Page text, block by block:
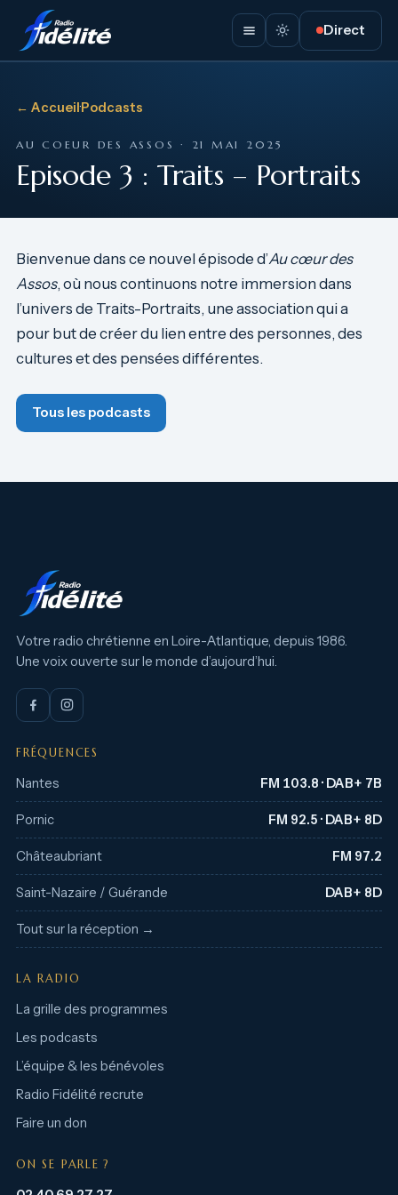
Direct
← Accueil·Podcasts
AU COEUR DES ASSOS · 21 MAI 2025
Episode 3 : Traits – Portraits
Bienvenue dans ce nouvel épisode d’Au cœur des
Assos, où nous continuons notre immersion dans
l’univers de Traits-Portraits, une association qui a
pour but de créer du lien entre des personnes, des
cultures et des pensées différentes.
Tous les podcasts
Votre radio chrétienne en Loire-Atlantique, depuis 1986.
Une voix ouverte sur le monde d’aujourd’hui.
FRÉQUENCES
Nantes FM 103.8 · DAB+ 7B
Pornic FM 92.5 · DAB+ 8D
Châteaubriant FM 97.2
Saint-Nazaire / Guérande DAB+ 8D
Tout sur la réception →
LA RADIO
La grille des programmes
Les podcasts
L’équipe & les bénévoles
Radio Fidélité recrute
Faire un don
ON SE PARLE ?